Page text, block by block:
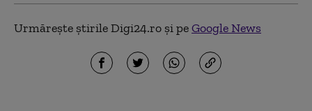
Urmărește știrile Digi24.ro și peGoogle News